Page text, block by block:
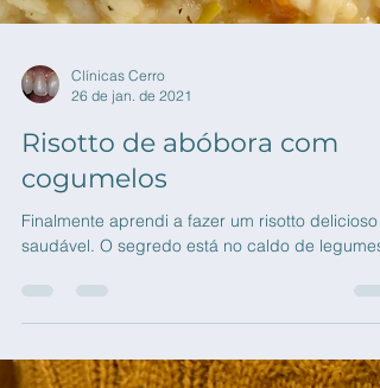
Clínicas Cerro